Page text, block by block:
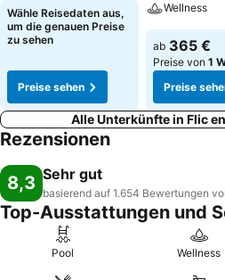
Wähle Reisedaten aus,
um die genauen Preise
zu sehen
Preise sehen
Wellness
ab 365 €
Preise von 1
Preise
Alle Unterkünfte in Flic
Rezensionen
8,3 Sehr gut
basierend auf 1.654 Bewertungen
Top-Ausstattungen und
Pool Wellness